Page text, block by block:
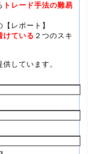
トレード手法の難易
【レポート】
けている ２つのスキ
しています。